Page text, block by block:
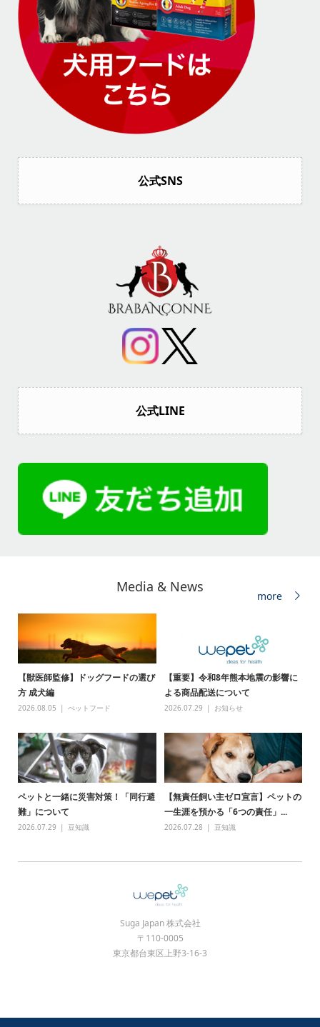
公式SNS
公式LINE
Media & News
more
【獣医師監修】ドッグフードの選び
方 成犬編
2026.08.05 ぺットフード
【重要】令和8年熊本地震の影響に
よる商品配送について
2026.07.29 お知らせ
ペットと一緒に災害対策！「同行避
難」について
2026.07.29 豆知識
【無責任飼い主ゼロ宣言】ペットの
一生涯を預かる「6つの責任」...
2026.07.28 豆知識
Suga Japan 株式会社
〒110-0005
東京都台東区上野3-16-3